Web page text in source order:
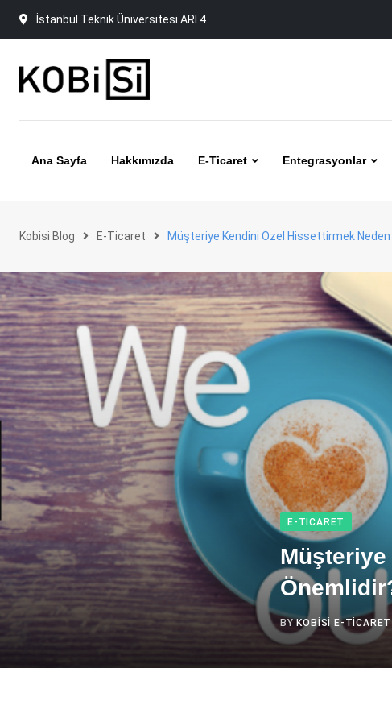
Skip
İstanbul Teknik Üniversitesi ARI 4
Ana Sayfa Hakkımızda E-Ticaret Entegrasyonlar
Kobisi Blog E-Ticaret Müşteriye Kendini Özel Hissettirmek Neden
E-TICARET
BY KOBISI E-TICARET